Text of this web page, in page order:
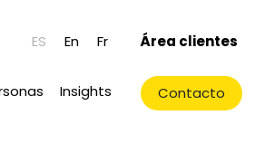
ES En Fr Área clientes
Insights Contacto